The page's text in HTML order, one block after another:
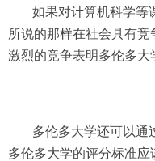
如果对计算机科学等
所说的那样在社会具有竞
激烈的竞争表明多伦多大
多伦多大学还可以通
多伦多大学的评分标准